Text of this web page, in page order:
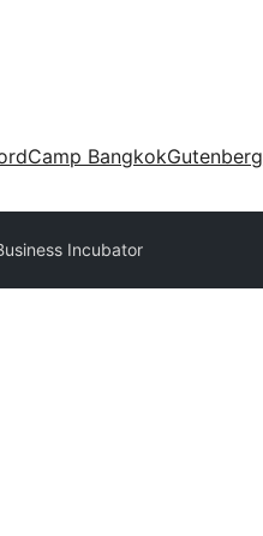
BangkokGutenberg
Incubator